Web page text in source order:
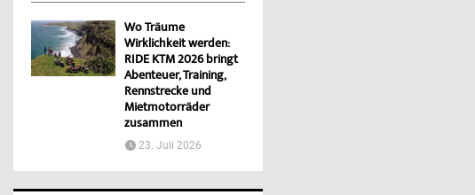
Wo Träume
Wirklichkeit werden:
RIDE KTM 2026 bringt
Abenteuer, Training,
Rennstrecke und
Mietmotorräder
zusammen
23. Juli 2026